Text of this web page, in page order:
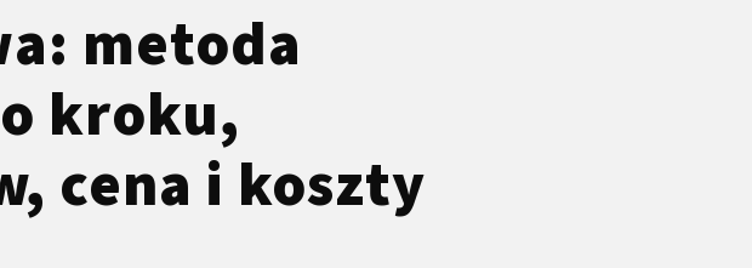
metoda
kroku,
cena i koszty